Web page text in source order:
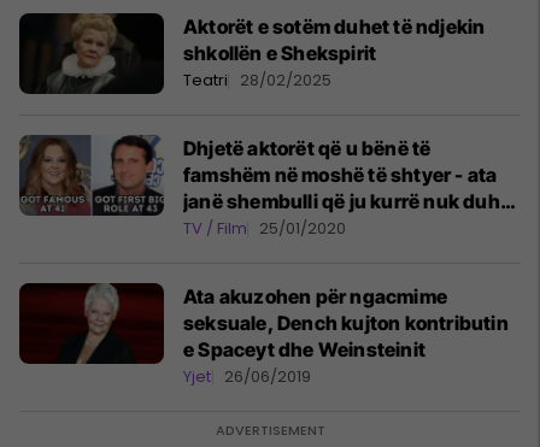
Aktorët e sotëm duhet të ndjekin
shkollën e Shekspirit
Teatri 28/02/2025
Dhjetë aktorët që u bënë të
famshëm në moshë të shtyer - ata
janë shembulli që ju kurrë nuk duhet
të hiqni dorë nga ëndrrat
TV / Film 25/01/2020
Ata akuzohen për ngacmime
seksuale, Dench kujton kontributin
e Spaceyt dhe Weinsteinit
Yjet 26/06/2019